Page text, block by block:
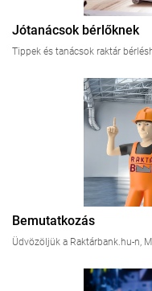
Jótanácsok bérlőknek
Tippek és tanácsok raktár
Bemutatkozás
Üdvözöljük a Raktárbank.hu-n,